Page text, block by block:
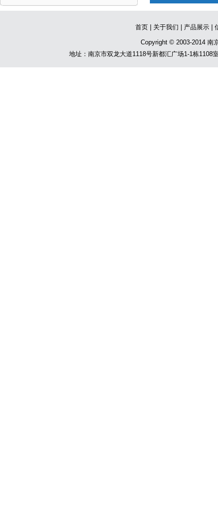
首页 关于我们 产品展示
Copyright © 2003-2014 南
地址：南京市双龙大道1118号新都汇广场1-1栋1108